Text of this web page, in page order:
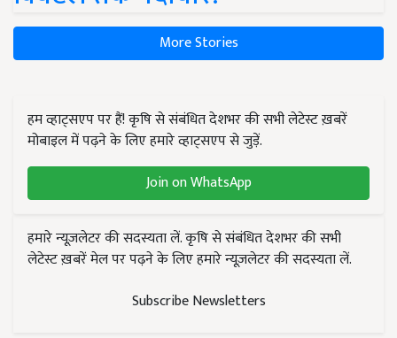
More Stories
हम व्हाट्सएप पर हैं! कृषि से संबंधित देशभर की सभी लेटेस्ट ख़बरें
मोबाइल में पढ़ने के लिए हमारे व्हाट्सएप से जुड़ें.
Join on WhatsApp
हमारे न्यूज़लेटर की सदस्यता लें. कृषि से संबंधित देशभर की सभी
लेटेस्ट ख़बरें मेल पर पढ़ने के लिए हमारे न्यूज़लेटर की सदस्यता लें.
Subscribe Newsletters